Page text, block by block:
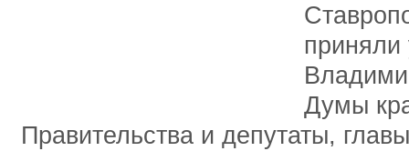
приняли
Думы
Правительства и депутаты,